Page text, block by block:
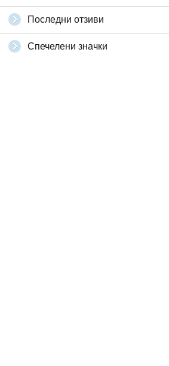
Последни отзиви
Спечелени значки